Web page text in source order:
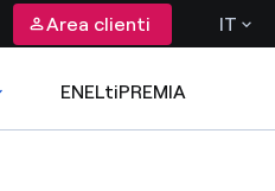
Area clienti IT
ENELtiPREMIA